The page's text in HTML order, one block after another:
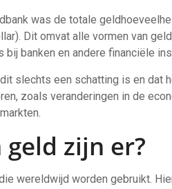
was de totale
Dit omvat alle vormen van
bij banken en andere financiële
slechts een schatting is en dat
zoals veranderingen in de
zijn er?
wereldwijd worden gebruikt.